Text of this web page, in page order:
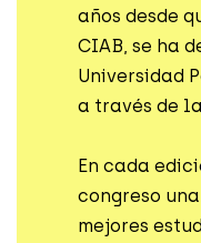
años desde
CIAB, se ha
Universidad
a través de
En cada
congreso
mejores